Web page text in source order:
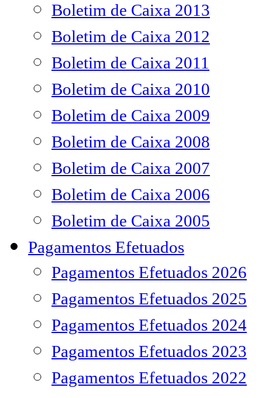
Boletim de Caixa 2013
Boletim de Caixa 2012
Boletim de Caixa 2011
Boletim de Caixa 2010
Boletim de Caixa 2009
Boletim de Caixa 2008
Boletim de Caixa 2007
Boletim de Caixa 2006
Boletim de Caixa 2005
Pagamentos Efetuados
Pagamentos Efetuados 2026
Pagamentos Efetuados 2025
Pagamentos Efetuados 2024
Pagamentos Efetuados 2023
Pagamentos Efetuados 2022